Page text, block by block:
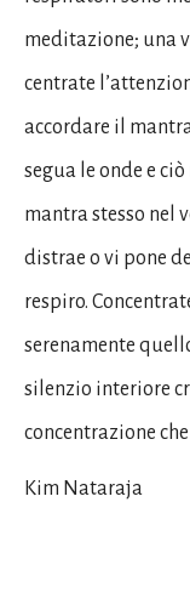
meditazione; una
centrate
accordare il
segua le onde e
mantra stesso nel
distrae o vi pone
respiro.
serenamente
silenzio interiore
concentrazione
Kim Nataraja